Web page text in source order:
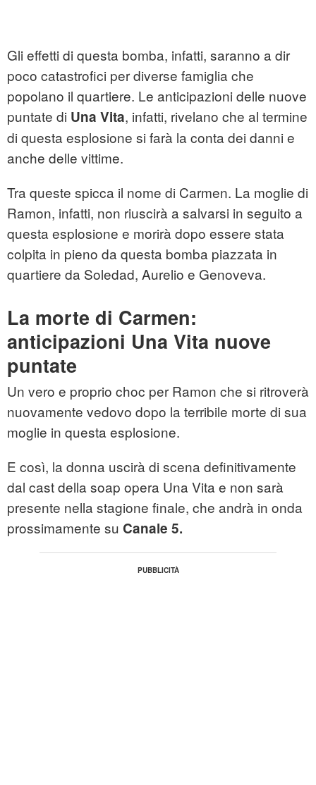
Gli effetti di questa bomba, infatti, saranno a dir
poco catastrofici per diverse famiglia che
popolano il quartiere. Le anticipazioni delle nuove
puntate di Una Vita, infatti, rivelano che al termine
di questa esplosione si farà la conta dei danni e
anche delle vittime.
Tra queste spicca il nome di Carmen. La moglie di
Ramon, infatti, non riuscirà a salvarsi in seguito a
questa esplosione e morirà dopo essere stata
colpita in pieno da questa bomba piazzata in
quartiere da Soledad, Aurelio e Genoveva.
La morte di Carmen:
anticipazioni Una Vita nuove
puntate
Un vero e proprio choc per Ramon che si ritroverà
nuovamente vedovo dopo la terribile morte di sua
moglie in questa esplosione.
E così, la donna uscirà di scena definitivamente
dal cast della soap opera Una Vita e non sarà
presente nella stagione finale, che andrà in onda
prossimamente su Canale 5.